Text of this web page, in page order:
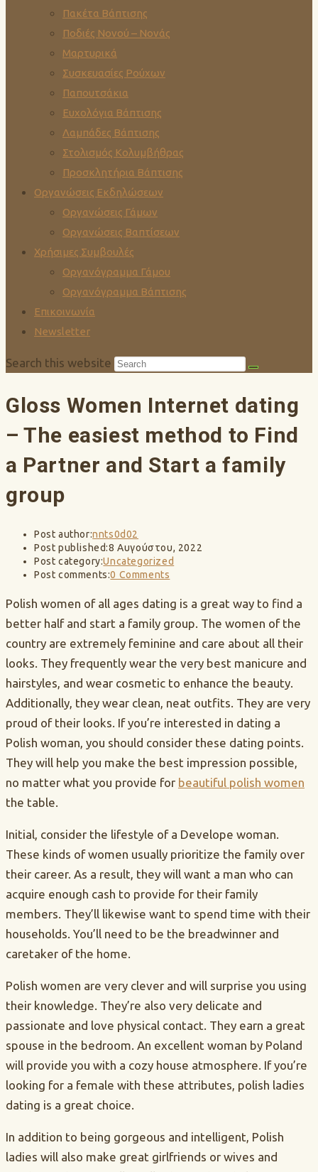
Πακέτα Βάπτισης
Ποδιές Νονού – Νονάς
Μαρτυρικά
Συσκευασίες Ρούχων
Παπουτσάκια
Ευχολόγια Βάπτισης
Λαμπάδες Βάπτισης
Στολισμός Κολυμβήθρας
Προσκλητήρια Βάπτισης
Οργανώσεις Εκδηλώσεων
Οργανώσεις Γάμων
Οργανώσεις Βαπτίσεων
Χρήσιμες Συμβουλές
Οργανόγραμμα Γάμου
Οργανόγραμμα Βάπτισης
Επικοινωνία
Newsletter
Search this website
Gloss Women Internet dating
– The easiest method to Find
a Partner and Start a family
group
Post author:nnts0d02
Post published:8 Αυγούστου, 2022
Post category:Uncategorized
Post comments:0 Comments
Polish women of all ages dating is a great way to find a
better half and start a family group. The women of the
country are extremely feminine and care about all their
looks. They frequently wear the very best manicure and
hairstyles, and wear cosmetic to enhance the beauty.
Additionally, they wear clean, neat outfits. They are very
proud of their looks. If you’re interested in dating a
Polish woman, you should consider these dating points.
They will help you make the best impression possible,
no matter what you provide for beautiful polish women
the table.
Initial, consider the lifestyle of a Develope woman.
These kinds of women usually prioritize the family over
their career. As a result, they will want a man who can
acquire enough cash to provide for their family
members. They’ll likewise want to spend time with their
households. You’ll need to be the breadwinner and
caretaker of the home.
Polish women are very clever and will surprise you using
their knowledge. They’re also very delicate and
passionate and love physical contact. They earn a great
spouse in the bedroom. An excellent woman by Poland
will provide you with a cozy house atmosphere. If you’re
looking for a female with these attributes, polish ladies
dating is a great choice.
In addition to being gorgeous and intelligent, Polish
ladies will also make great girlfriends or wives and